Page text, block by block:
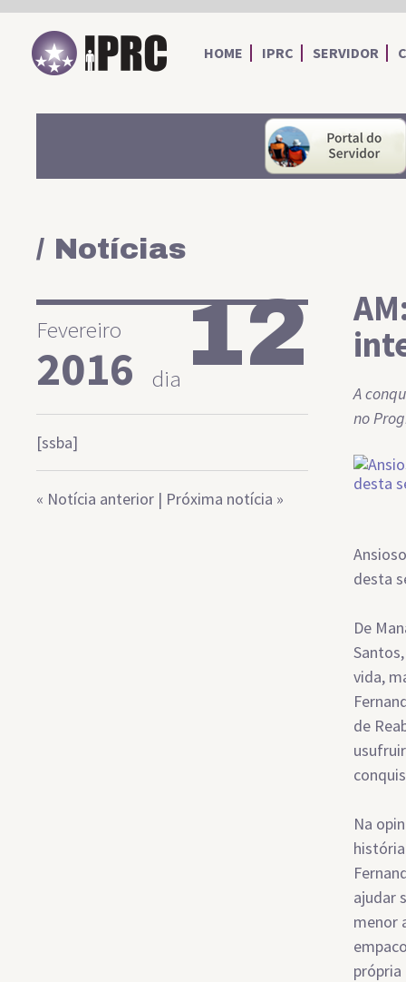
IPRC
HOME IPRC SERVIDOR
/ Notícias
Fevereiro
2016 dia12
[ssba]
« Notícia anterior | Próxima notícia »
A
no
desta
De
vida,
de
Na
ajudar
menor
própria